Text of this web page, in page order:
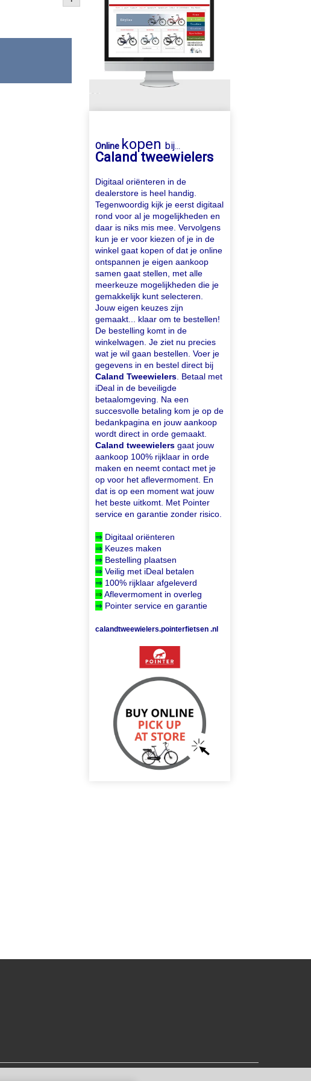
Online kopenbij...
Caland tweewielers
Digitaal oriënteren in de
dealerstore is heel handig.
Tegenwoordig kijk je eerst digitaal
rond voor al je mogelijkheden en
daar is niks mis mee. Vervolgens
kun je er voor kiezen of je in de
winkel gaat kopen of dat je online
ontspannen je eigen aankoop
samen gaat stellen, met alle
meerkeuze mogelijkheden die je
gemakkelijk kunt selecteren.
Jouw eigen keuzes zijn
gemaakt... klaar om te bestellen!
De bestelling komt in de
winkelwagen. Je ziet nu precies
wat je wil gaan bestellen. Voer je
gegevens in en bestel direct bij
Caland Tweewielers . Betaal met
iDeal in de beveiligde
betaalomgeving. Na een
succesvolle betaling kom je op de
bedankpagina en jouw aankoop
wordt direct in orde gemaakt.
Caland tweewielers gaat jouw
aankoop 100% rijklaar in orde
maken en neemt contact met je
op voor het aflevermoment. En
dat is op een moment wat jouw
het beste uitkomt. Met Pointer
service en garantie zonder risico.
⇒ Digitaal oriënteren
⇒ Keuzes maken
⇒ Bestelling plaatsen
⇒ Veilig met iDeal betalen
⇒ 100% rijklaar afgeleverd
⇒ Aflevermoment in overleg
⇒ Pointer service en garantie
calandtweewielers.pointerfietsen .nl